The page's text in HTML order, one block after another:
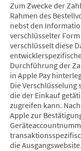
Zum Zwecke der
Rahmen des
nebst den
verschlüsselter
verschlüsselt diese
Durchführung der
in Apple Pay
Die Verschlüsselung
die der Einkauf
zugreifen kann.
Apple zur
die Ausgangswebsite.